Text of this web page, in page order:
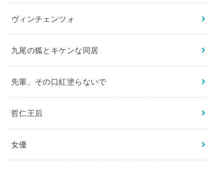
ヴィンチェンツォ
九尾の狐とキケンな同居
先輩、その口紅塗らないで
哲仁王后
女優